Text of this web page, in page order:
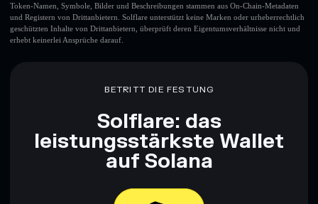
Token-Namen, Symbole, Bilder und Beschreibungen stammen aus On-Chain-Metadaten
und Registern von Drittanbietern. Solflare unterstützt keine Marken oder urheberrechtlich
geschützten Inhalte von Drittanbietern, überprüft deren Eigentumsverhältnisse nicht und
erhebt keinerlei Ansprüche darauf.
BETRITT DIE FESTUNG
Solflare: das
leistungsstärkste Wallet
auf Solana